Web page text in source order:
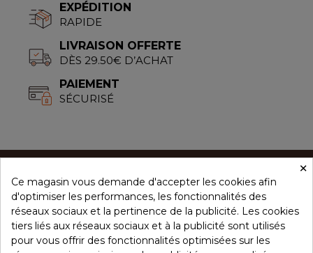
EXPÉDITION
RAPIDE
LIVRAISON OFFERTE
DÈS 29.50€ D’ACHAT
PAIEMENT
SÉCURISÉ
CONCEPT ÉPICES
NOS PRODUITS
×
Ce magasin vous demande d'accepter les cookies afin
d'optimiser les performances, les fonctionnalités des
réseaux sociaux et la pertinence de la publicité. Les cookies
tiers liés aux réseaux sociaux et à la publicité sont utilisés
pour vous offrir des fonctionnalités optimisées sur les